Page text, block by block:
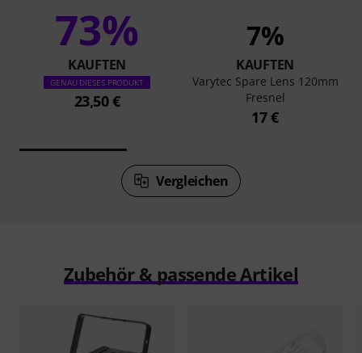
73%
KAUFTEN
GENAU DIESES PRODUKT
23,50 €
7%
KAUFTEN
Varytec Spare Lens 120mm
Fresnel
17 €
Vergleichen
Zubehör & passende Artikel